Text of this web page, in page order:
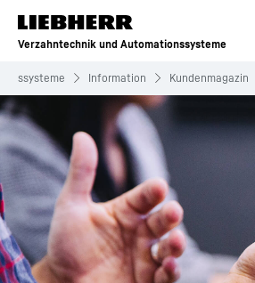
Zum Inhalt springen
Verzahntechnik und Automationssysteme
Information Kundenmagazin